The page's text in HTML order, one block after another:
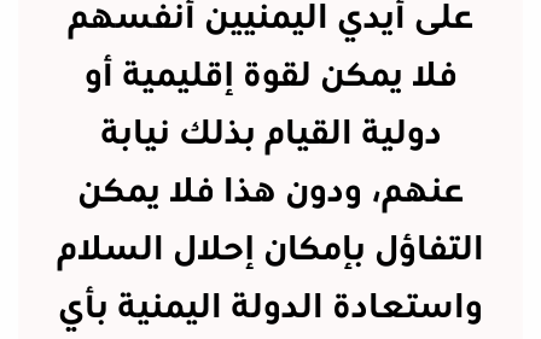
على أيدي اليمنيين أنفسهم
فلا يمكن لقوة إقليمية أو
دولية القيام بذلك نيابة
عنهم، ودون هذا فلا يمكن
التفاؤل بإمكان إحلال السلام
واستعادة الدولة اليمنية بأي